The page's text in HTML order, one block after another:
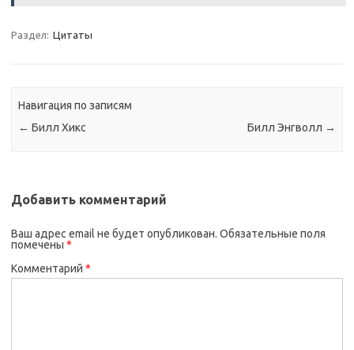
Раздел: Цитаты
Навигация по записям
← Билл Хикс Билл Энгволл →
Добавить комментарий
Ваш адрес email не будет опубликован. Обязательные поля
помечены *
Комментарий *